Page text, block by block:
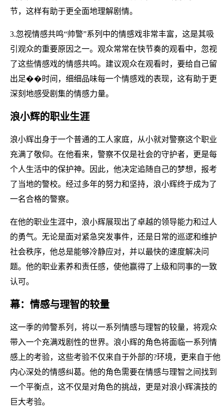
节，这样有助于更全面地理解剧情。
3.忽视情感共鸣“帅警”系列中的情感戏非常丰富，这是其吸
引观众的重要原因之一。观众常常在快节奏的观看中，忽视
了这些情感戏的情感共鸣。建议观众在观看时，要给自己留
出足��时间，细细品味每一个情感戏的表现，这有助于更
深刻地感受剧集的情感力量。
浪小辉的职业生涯
浪小辉出身于一个普通的工人家庭，从小就对警察这个职业
充满了敬仰。在他看来，警察不仅是社会的守护者，更是每
个人生活中的保护神。因此，他决定追随自己的梦想，报考
了当地的警校。经过多年的努力和坚持，浪小辉终于成为了
一名合格的警察。
在他的职业生涯中，浪小辉展现出了卓越的领导能力和过人
的勇气。无论是面对紧急突发事件，还是日常的巡逻和维护
社会秩序，他总是能够冷静应对，并以最快的速度解决问
题。他的职业素养和责任感，使他赢得了上级和同事的一致
认可。
幕：情感与理智的较量
这一季的帅警系列，将以一系列情感与理智的较量，将观众
带入一个充满戏剧性的世界。浪小辉的角色将面临一系列情
感上的考验，这些考验不仅来自于外部的?环境，更来自于他
内心深处的情感纠葛。他的角色需要在情感与理智之间找到
一个平衡点，这不仅是对角色的挑战，更是对浪小辉演技的
巨大考验。